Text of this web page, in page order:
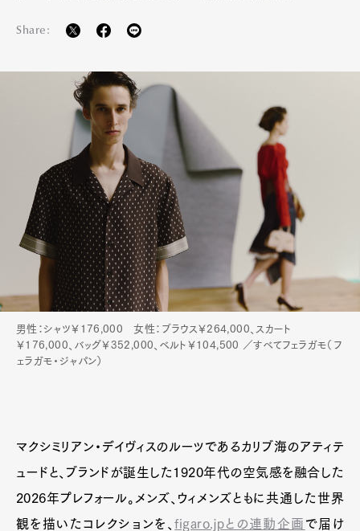
Share:
男性：シャツ￥176,000 女性：ブラウス￥264,000、スカート
￥176,000、バッグ￥352,000、ベルト￥104,500 ／すべてフェラガモ（フ
ェラガモ・ジャパン）
マクシミリアン・デイヴィスのルーツであるカリブ海のアティテ
ュードと、ブランドが誕生した1920年代の空気感を融合した
2026年プレフォール。メンズ、ウィメンズともに共通した世界
観を描いたコレクションを、figaro.jpとの連動企画 で届け